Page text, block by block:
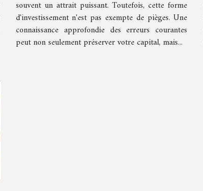
souvent un attrait puissant. Toutefois, cette forme
d'investissement n'est pas exempte de pièges. Une
connaissance approfondie des erreurs courantes
peut non seulement préserver votre capital, mais...